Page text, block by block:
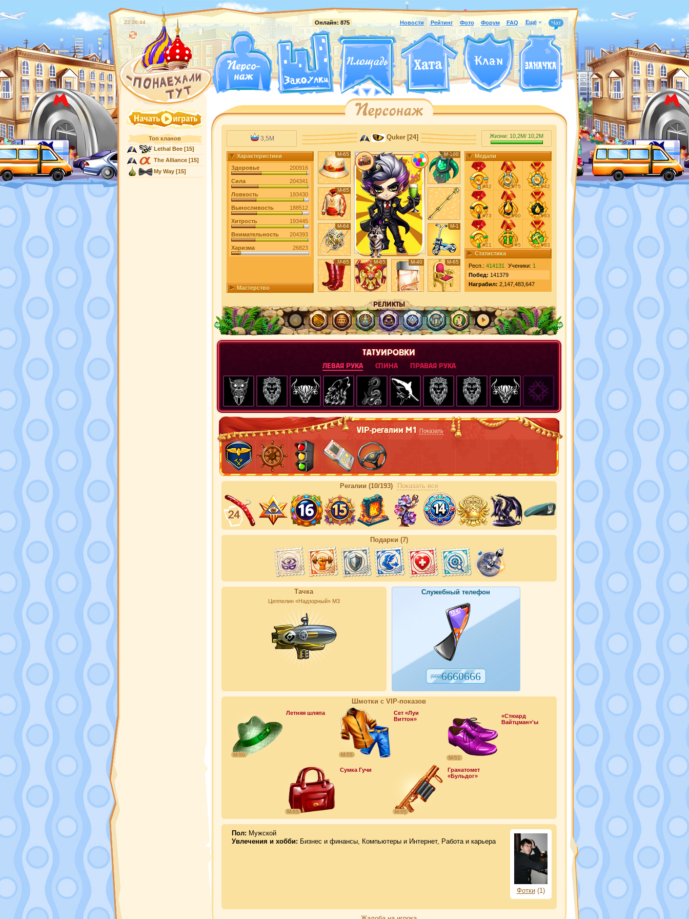
Онлайн: 875 Новости Рейтинг Фото Форум FAQ Ещё Чат
22:36:44
Топ кланов
Lethal Bee[15]
The Alliance[15]
My Way[15]
Quker [24]
3,5M Жизни: 10,2M/ 10,2M
Характеристики
Здоровье
200916
Сила 204341
Ловкость 193430
Выносливость 188512
Хитрость 193445
Внимательность 204393
Харизма 26823
Мастерство
М-65 М-100
М-65
М-64 М-1
М-65 М-65
М-65 М-40
Медали
#42 #75 #42
#73 #90 #93
#21 #5 #93
Статистика
Респ.: 414131 Ученики: 1
Побед: 141379
Награбил: 2,147,483,647
РЕЛИКТЫ
ТАТУИРОВКИ
ЛЕВАЯ РУКА СПИНА ПРАВАЯ РУКА
VIP-регалии М1 Показать
Регалии (10/193) Показать все
Подарки (7)
Тачка
Цеппелин «Надзорный» М3
Служебный телефон
(666)6660666
Шмотки с VIP-показов
М-50
Летняя шляпа
М-55
Сет «Луи
Виттон»
М-51
«Стюард
Вайтцман»'ы
М-55
Сумка Гучи
М-55
Гранатомет
«Бульдог»
Фотки(1)
Пол: Мужской
Увлечения и хобби: Бизнес и финансы, Компьютеры и Интернет, Работа и карьера